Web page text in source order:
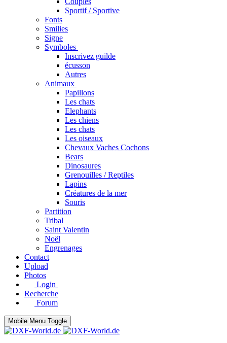
Sportif / Sportive
Fonts
Smilies
Signe
Symboles
Inscrivez guilde
écusson
Autres
Animaux
Papillons
Les chats
Elephants
Les chiens
Les chats
Les oiseaux
Chevaux Vaches Cochons
Bears
Dinosaures
Grenouilles / Reptiles
Lapins
Créatures de la mer
Souris
Partition
Tribal
Saint Valentin
Noël
Engrenages
Contact
Upload
Photos
Login
Recherche
Forum
Mobile Menu Toggle